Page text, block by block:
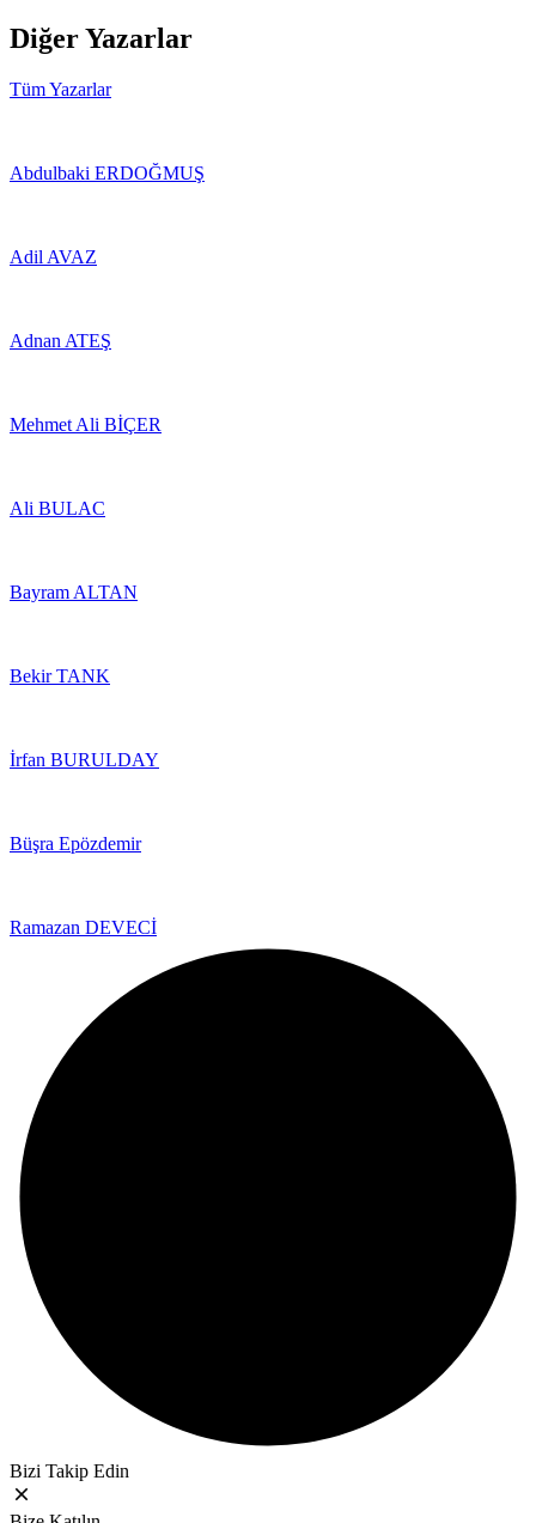
Diğer Yazarlar
Tüm Yazarlar
Abdulbaki ERDOĞMUŞ
Adil AVAZ
Adnan ATEŞ
Mehmet Ali BİÇER
Ali BULAC
Bayram ALTAN
Bekir TANK
İrfan BURULDAY
Büşra Epözdemir
Ramazan DEVECİ
Bizi Takip Edin